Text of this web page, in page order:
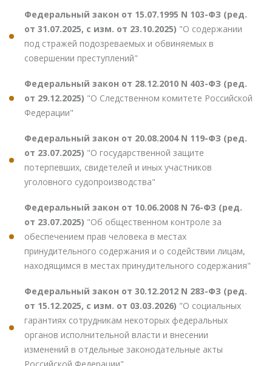
Федеральный закон от 15.07.1995 N 103-ФЗ (ред.
от 31.07.2025, с изм. от 23.10.2025) "О содержании
под стражей подозреваемых и обвиняемых в
совершении преступлений"
Федеральный закон от 28.12.2010 N 403-ФЗ (ред.
от 29.12.2025) "О Следственном комитете Российской
Федерации"
Федеральный закон от 20.08.2004 N 119-ФЗ (ред.
от 23.07.2025) "О государственной защите
потерпевших, свидетелей и иных участников
уголовного судопроизводства"
Федеральный закон от 10.06.2008 N 76-ФЗ (ред.
от 23.07.2025) "Об общественном контроле за
обеспечением прав человека в местах
принудительного содержания и о содействии лицам,
находящимся в местах принудительного содержания"
Федеральный закон от 30.12.2012 N 283-ФЗ (ред.
от 15.12.2025, с изм. от 03.03.2026) "О социальных
гарантиях сотрудникам некоторых федеральных
органов исполнительной власти и внесении
изменений в отдельные законодательные акты